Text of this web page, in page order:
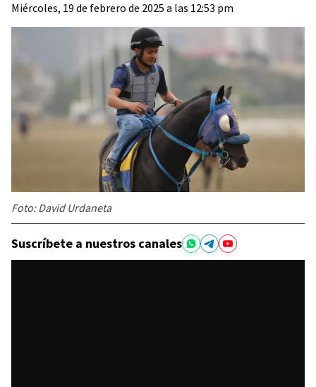
Miércoles, 19 de febrero de 2025 a las 12:53 pm
Foto: David Urdaneta
Suscríbete a nuestros canales